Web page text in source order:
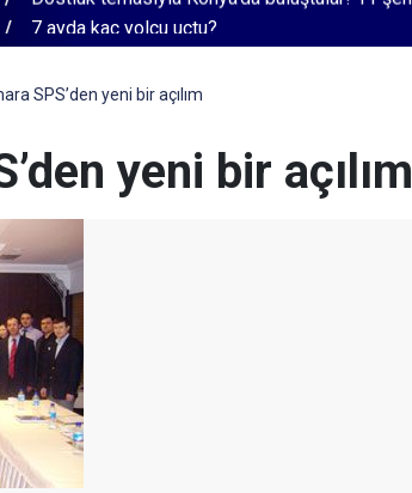
SPS’den yeni bir açılım
yeni bir açılım